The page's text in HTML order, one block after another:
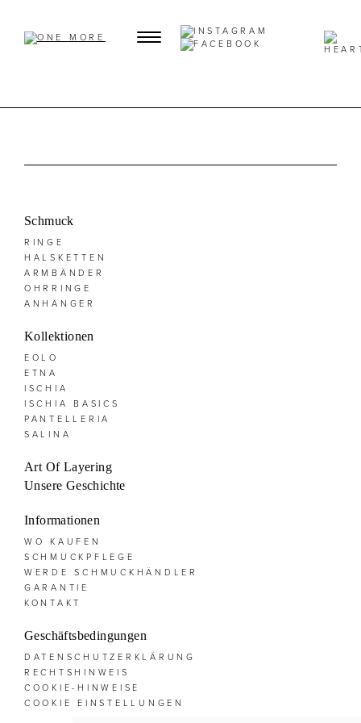
Schmuck
RINGE
HALSKETTEN
ARMBÄNDER
OHRRINGE
ANHÄNGER
Kollektionen
EOLO
ETNA
ISCHIA
ISCHIA BASICS
PANTELLERIA
SALINA
Art Of Layering
Unsere Geschichte
Informationen
WO KAUFEN
SCHMUCKPFLEGE
WERDE SCHMUCKHÄNDLER
GARANTIE
KONTAKT
Geschäftsbedingungen
DATENSCHUTZERKLÄRUNG
RECHTSHINWEIS
COOKIE-HINWEISE
COOKIE EINSTELLUNGEN